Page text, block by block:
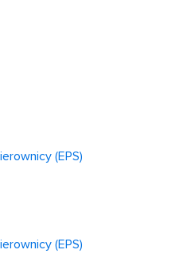
(EPS)
(EPS)